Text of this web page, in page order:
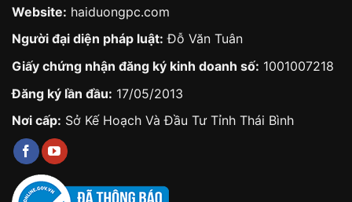
Website: haiduongpc.com
Người đại diện pháp luật: Đỗ Văn Tuân
Giấy chứng nhận đăng ký kinh doanh số: 1001007218
Đăng ký lần đầu: 17/05/2013
Nơi cấp: Sở Kế Hoạch Và Đầu Tư Tỉnh Thái Bình